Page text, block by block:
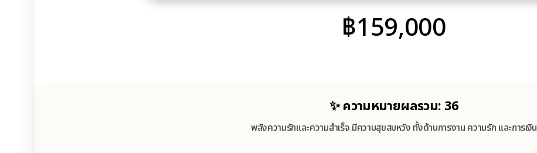
฿159,000
✨ ความหมายผลรวม: 36
พลังความรักและความสำเร็จ มีความสุขสมหวัง ทั้งด้านการงาน ความรัก และการเงิน